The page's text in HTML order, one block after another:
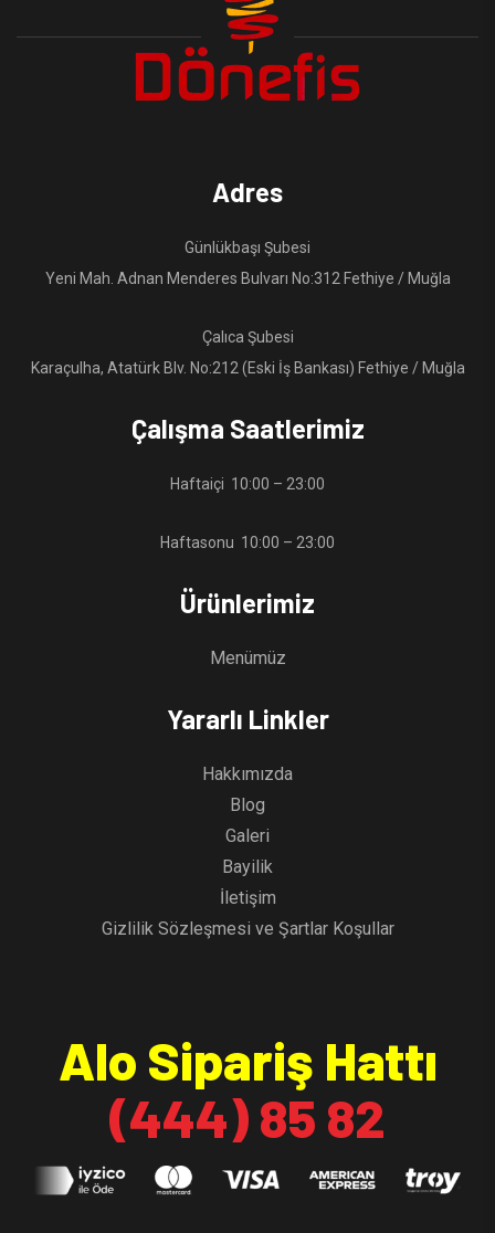
Adres
Günlükbaşı Şubesi
Yeni Mah. Adnan Menderes Bulvarı No:312 Fethiye / Muğla
Çalıca Şubesi
Karaçulha, Atatürk Blv. No:212 (Eski İş Bankası) Fethiye / Muğla
Çalışma Saatlerimiz
Haftaiçi 10:00 – 23:00
Haftasonu 10:00 – 23:00
Ürünlerimiz
Menümüz
Yararlı Linkler
Hakkımızda
Blog
Galeri
Bayilik
İletişim
Gizlilik Sözleşmesi ve Şartlar Koşullar
Alo Sipariş Hattı
(444) 85 82